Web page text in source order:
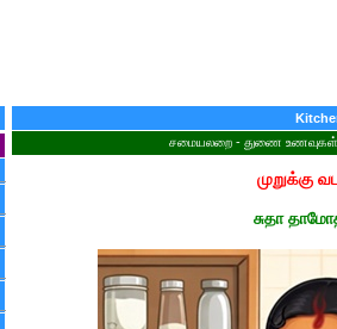
சமையலறை - துணை உணவுகள்
முறுக்கு
சுதா